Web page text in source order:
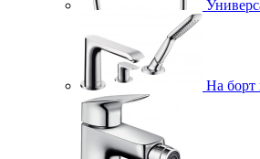
На борт